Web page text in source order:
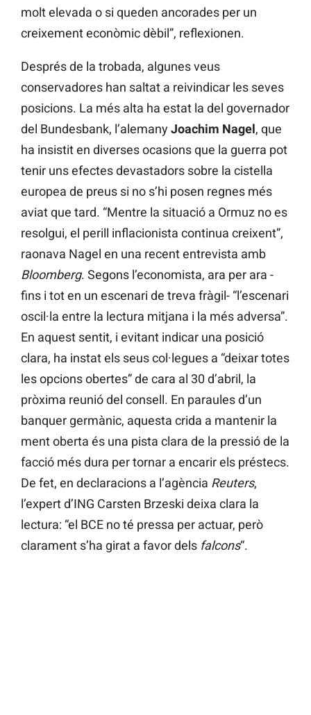
molt elevada o si queden ancorades per un
creixement econòmic dèbil”, reflexionen.
Després de la trobada, algunes veus
conservadores han saltat a reivindicar les seves
posicions. La més alta ha estat la del governador
del Bundesbank, l’alemany Joachim Nagel, que
ha insistit en diverses ocasions que la guerra pot
tenir uns efectes devastadors sobre la cistella
europea de preus si no s’hi posen regnes més
aviat que tard. “Mentre la situació a Ormuz no es
resolgui, el perill inflacionista continua creixent”,
raonava Nagel en una recent entrevista amb
Bloomberg. Segons l’economista, ara per ara -
fins i tot en un escenari de treva fràgil- “l’escenari
oscil·la entre la lectura mitjana i la més adversa”.
En aquest sentit, i evitant indicar una posició
clara, ha instat els seus col·legues a “deixar totes
les opcions obertes” de cara al 30 d’abril, la
pròxima reunió del consell. En paraules d’un
banquer germànic, aquesta crida a mantenir la
ment oberta és una pista clara de la pressió de la
facció més dura per tornar a encarir els préstecs.
De fet, en declaracions a l’agència Reuters,
l’expert d’ING Carsten Brzeski deixa clara la
lectura: “el BCE no té pressa per actuar, però
clarament s’ha girat a favor dels falcons“.